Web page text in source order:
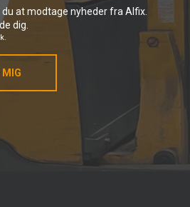
at modtage nyheder fra Alfix.
dig.